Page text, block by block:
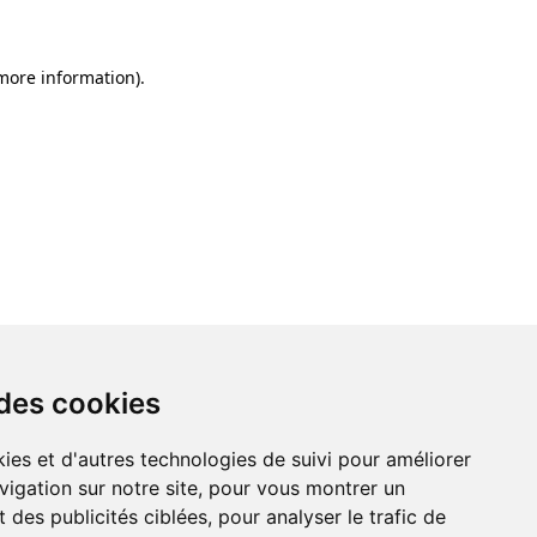
cookies
et d'autres technologies de suivi pour améliorer
sur notre site, pour vous montrer un
des publicités ciblées, pour analyser le trafic de
information).